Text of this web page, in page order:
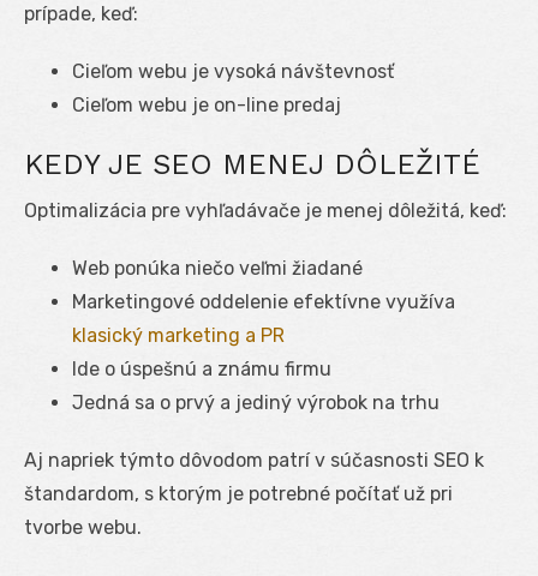
prípade, keď:
Cieľom webu je vysoká návštevnosť
Cieľom webu je on-line predaj
KEDY JE SEO MENEJ DÔLEŽITÉ
Optimalizácia pre vyhľadávače je menej dôležitá, keď:
Web ponúka niečo veľmi žiadané
Marketingové oddelenie efektívne využíva
klasický marketing a PR
Ide o úspešnú a známu firmu
Jedná sa o prvý a jediný výrobok na trhu
Aj napriek týmto dôvodom patrí v súčasnosti SEO k
štandardom, s ktorým je potrebné počítať už pri
tvorbe webu.